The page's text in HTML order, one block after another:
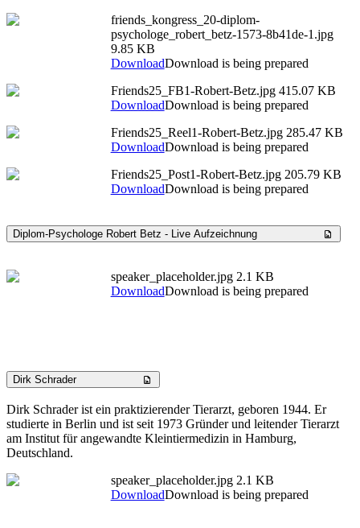
friends_kongress_20-diplom-
psychologe_robert_betz-1573-8b41de-1.jpg
9.85 KB
DownloadDownload is being prepared
Friends25_FB1-Robert-Betz.jpg 415.07 KB
DownloadDownload is being prepared
Friends25_Reel1-Robert-Betz.jpg 285.47 KB
DownloadDownload is being prepared
Friends25_Post1-Robert-Betz.jpg 205.79 KB
DownloadDownload is being prepared
Diplom-Psychologe Robert Betz - Live Aufzeichnung
speaker_placeholder.jpg 2.1 KB
DownloadDownload is being prepared
Dirk Schrader
Dirk Schrader ist ein praktizierender Tierarzt, geboren 1944. Er
studierte in Berlin und ist seit 1973 Gründer und leitender Tierarzt
am Institut für angewandte Kleintiermedizin in Hamburg,
Deutschland.
speaker_placeholder.jpg 2.1 KB
DownloadDownload is being prepared